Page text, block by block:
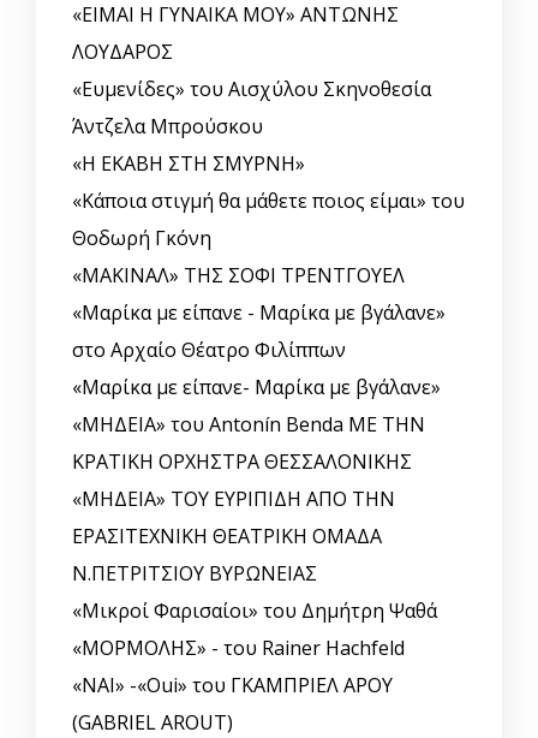
«ΕΙΜΑΙ Η ΓΥΝΑΙΚΑ ΜΟΥ» ΑΝΤΩΝΗΣ
ΛΟΥΔΑΡΟΣ
«Ευμενίδες» του Αισχύλου Σκηνοθεσία
Άντζελα Μπρούσκου
«Η ΕΚΑΒΗ ΣΤΗ ΣΜΥΡΝΗ»
«Κάποια στιγμή θα μάθετε ποιος είμαι» του
Θοδωρή Γκόνη
«ΜΑΚΙΝΑΛ» ΤΗΣ ΣΟΦΙ ΤΡΕΝΤΓΟΥΕΛ
«Μαρίκα με είπανε - Μαρίκα με βγάλανε»
στο Αρχαίο Θέατρο Φιλίππων
«Μαρίκα με είπανε- Μαρίκα με βγάλανε»
«ΜΗΔΕΙΑ» του Antonín Benda ΜΕ ΤΗΝ
ΚΡΑΤΙΚΗ ΟΡΧΗΣΤΡΑ ΘΕΣΣΑΛΟΝΙΚΗΣ
«ΜΗΔΕΙΑ» ΤΟΥ ΕΥΡΙΠΙΔΗ ΑΠΟ ΤΗΝ
ΕΡΑΣΙΤΕΧΝΙΚΗ ΘΕΑΤΡΙΚΗ ΟΜΑΔΑ
Ν.ΠΕΤΡΙΤΣΙΟΥ ΒΥΡΩΝΕΙΑΣ
«Μικροί Φαρισαίοι» του Δημήτρη Ψαθά
«ΜΟΡΜΟΛΗΣ» - του Rainer Hachfeld
«ΝΑΙ» -«Oui» του ΓΚΑΜΠΡΙΕΛ ΑΡΟΥ
(GABRIEL AROUT)